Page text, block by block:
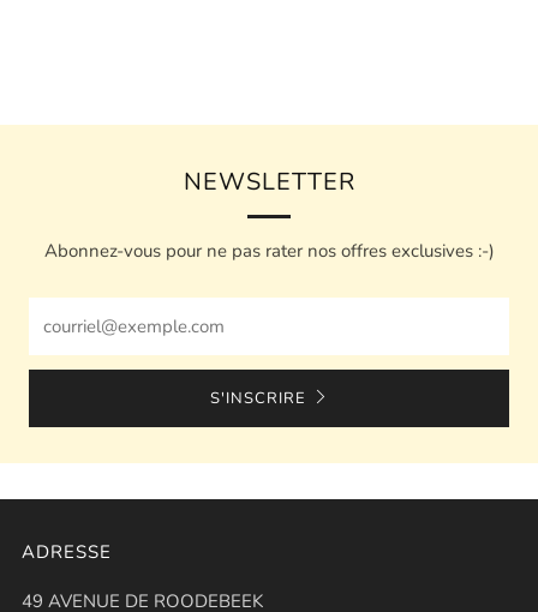
NEWSLETTER
Abonnez-vous pour ne pas rater nos offres exclusives :-)
S'INSCRIRE
ADRESSE
49 AVENUE DE ROODEBEEK